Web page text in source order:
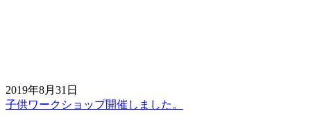
2019年8月31日
前
子供ワークショップ開催しました。